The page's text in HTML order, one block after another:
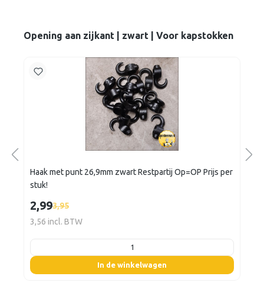
Opening aan zijkant | zwart | Voor kapstokken
Haak met punt 26,9mm zwart Restpartij Op=OP Prijs per
stuk!
2,993,95
3,56 incl. BTW
In de winkelwagen